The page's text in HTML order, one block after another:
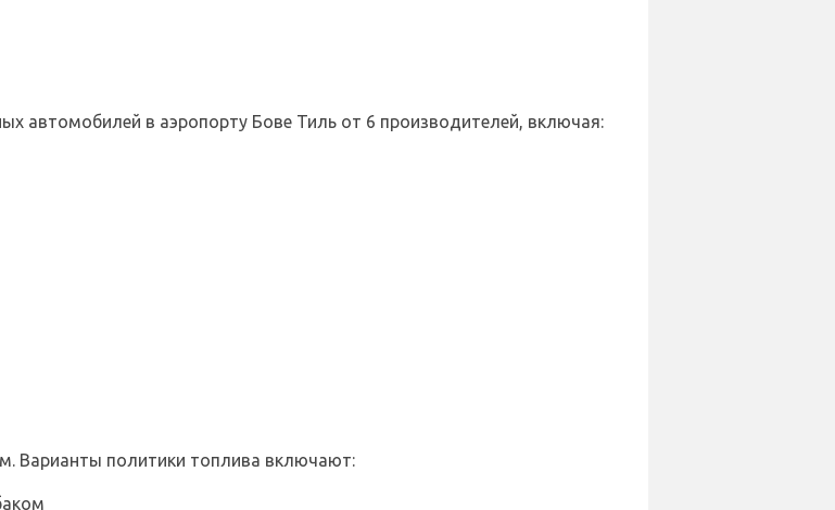
автомобилей в аэропорту Бове Тиль от 6 производителей, включая:
Варианты политики топлива включают: